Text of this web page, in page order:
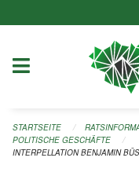
STARTSEITE
POLITISCHE GESCHÄFTE
INTERPELLATION BENJAMIN